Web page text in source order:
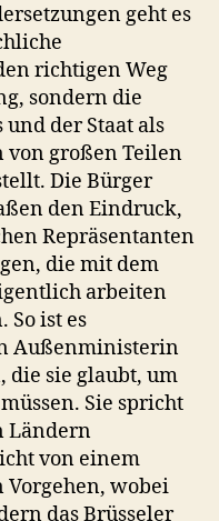
geht es
richtigen Weg
sondern die
und der Staat als
von großen Teilen
Die Bürger
den Eindruck,
Repräsentanten
die mit dem
arbeiten
So ist es
Außenministerin
die sie glaubt, um
Sie spricht
Ländern
von einem
wobei
das Brüsseler